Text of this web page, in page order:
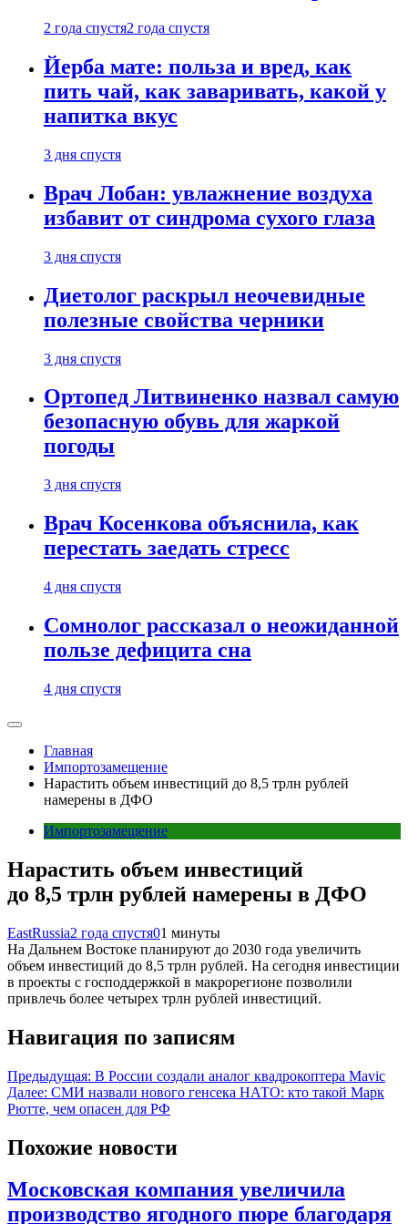
2 года спустя2 года спустя
Йерба мате: польза и вред, как
пить чай, как заваривать, какой у
напитка вкус
3 дня спустя
Врач Лобан: увлажнение воздуха
избавит от синдрома сухого глаза
3 дня спустя
Диетолог раскрыл неочевидные
полезные свойства черники
3 дня спустя
Ортопед Литвиненко назвал самую
безопасную обувь для жаркой
погоды
3 дня спустя
Врач Косенкова объяснила, как
перестать заедать стресс
4 дня спустя
Сомнолог рассказал о неожиданной
пользе дефицита сна
4 дня спустя
Главная
Импортозамещение
Нарастить объем инвестиций до 8,5 трлн рублей
намерены в ДФО
Импортозамещение
Нарастить объем инвестиций
до 8,5 трлн рублей намерены в ДФО
EastRussia2 года спустя01 минуты
На Дальнем Востоке планируют до 2030 года увеличить
объем инвестиций до 8,5 трлн рублей. На сегодня инвестиции
в проекты с господдержкой в макрорегионе позволили
привлечь более четырех трлн рублей инвестиций.
Навигация по записям
Предыдущая: В России создали аналог квадрокоптера Mavic
Далее: СМИ назвали нового генсека НАТО: кто такой Марк
Рютте, чем опасен для РФ
Похожие новости
Московская компания увеличила
производство ягодного пюре благодаря